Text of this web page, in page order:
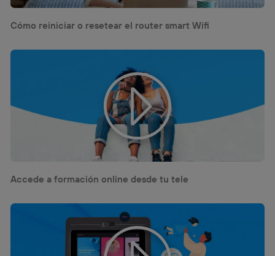
Cómo reiniciar o resetear el router smart Wifi
Accede a formación online desde tu tele